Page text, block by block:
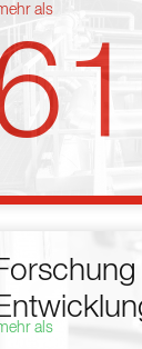
als
als